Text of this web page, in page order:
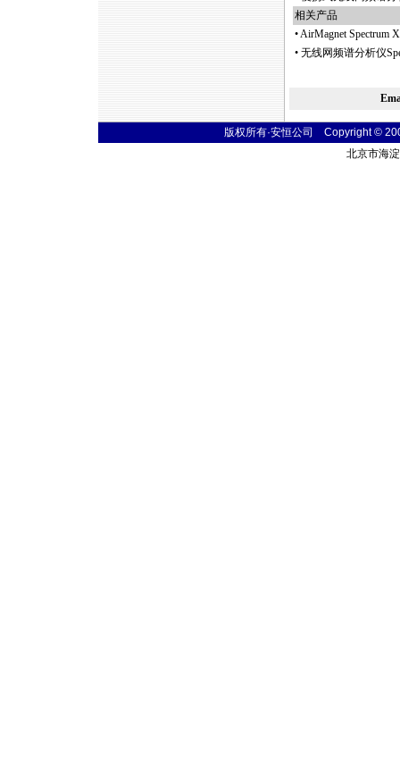
相关产品
•AirMagnet Spectrum
• 无线网频谱分析仪
版权所有·安恒公司 Copyright ©
北京市海